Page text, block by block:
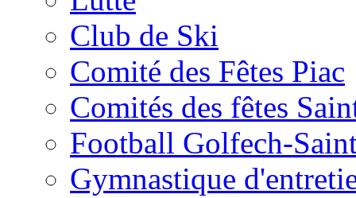
Club de Ski
Comité des Fêtes Piac
Comités des fêtes
Football Golfech-
Gymnastique